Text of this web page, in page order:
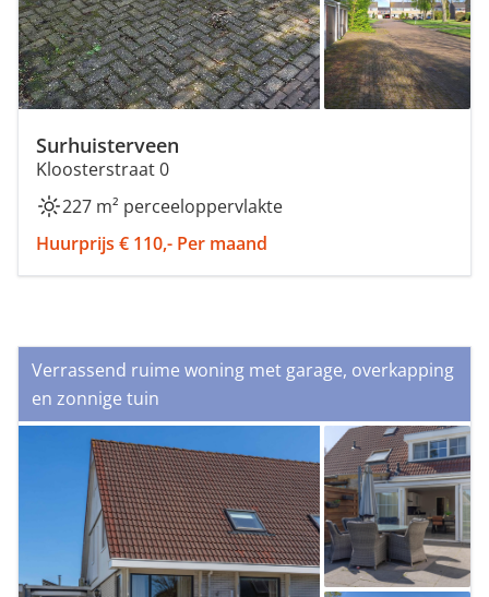
Surhuisterveen
Kloosterstraat 0
227 m² perceeloppervlakte
Huurprijs € 110,- Per maand
Verrassend ruime woning met garage, overkapping
en zonnige tuin